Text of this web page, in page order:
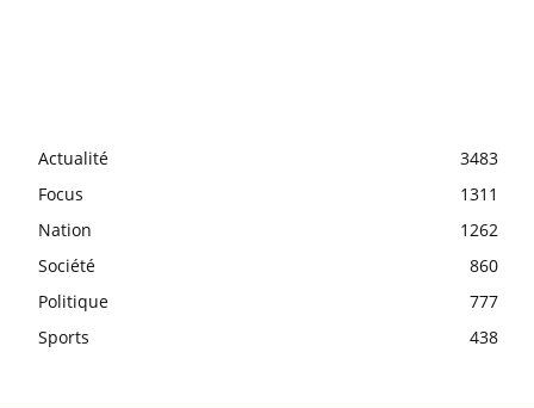
Actualité
3483
Focus
1311
Nation
1262
Société
860
Politique
777
Sports
438